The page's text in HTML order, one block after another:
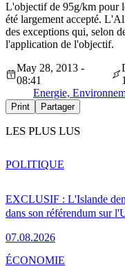
L'objectif de 95g/km pour
été largement accepté.
des exceptions qui, selon
l'application de l'objectif.
May 28, 2013 -
08:41
Energie,
Print Partager
LES PLUS LUS
EXCLUSIF : L'Islande
dans son référendum sur
07.08.2026
POLITIQUE
ÉCONOMIE